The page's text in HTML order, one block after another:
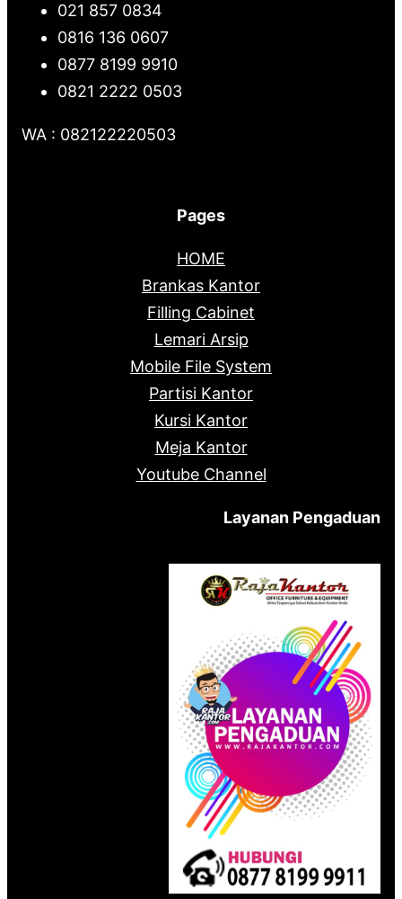
021 857 0834
0816 136 0607
0877 8199 9910
0821 2222 0503
WA : 082122220503
Pages
HOME
Brankas Kantor
Filling Cabinet
Lemari Arsip
Mobile File System
Partisi Kantor
Kursi Kantor
Meja Kantor
Youtube Channel
Layanan Pengaduan